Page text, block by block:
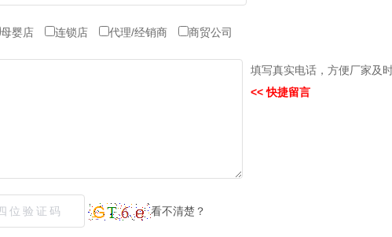
母婴店 连锁店 代理/经销商 商贸公司
填写真实电话，方便厂家及
<< 快捷留言
看不清楚？